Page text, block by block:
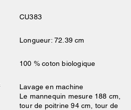
CU383
Longueur: 72.39 cm
100 % coton biologique
Lavage en machine
Le mannequin mesure 188 cm,
tour de poitrine 94 cm, tour de